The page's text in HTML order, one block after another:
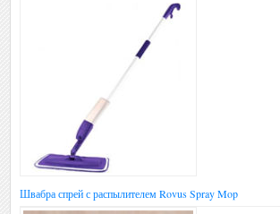
Швабра спрей с распылителем Rovus Spray Mop